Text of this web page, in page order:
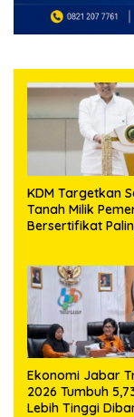
KDM Targetkan
Tanah Milik
Bersertifikat
Ekonomi Jabar
2026 Tumbuh
Lebih Tinggi